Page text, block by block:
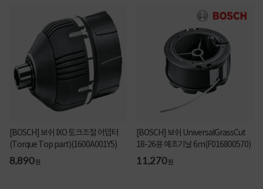
[BOSCH] 보쉬 IXO 토크조절 어댑터
(Torque Top part)(1600A001Y5)
8,890원
[BOSCH] 보쉬 UniversalGrassCut
18-26용 예초기날 6m(F016800570)
11,270원